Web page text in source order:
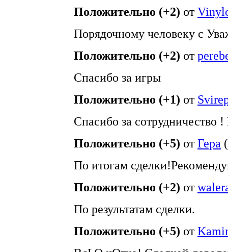
Положительно (+2) от
Порядочному человеку с
Положительно (+2) от
Спасибо за игры
Положительно (+1) от
Спасибо за сотрудничество
Положительно (+5) отГера (
По итогам
Положительно (+2) от
По результатам сделки.
Положительно (+5) от